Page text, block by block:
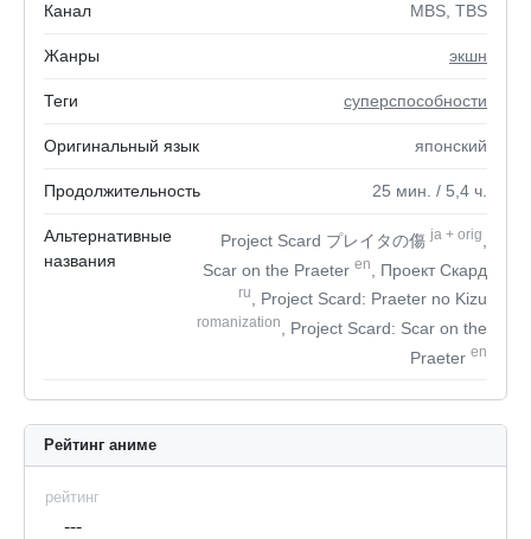
Канал MBS, TBS
Жанры экшн
Теги суперспособности
Оригинальный язык японский
Продолжительность 25 мин. / 5,4 ч.
Альтернативные
названия
Project Scard プレイタの傷ja + orig
Scar on the Praeter en , Проект Скард
ru , Project Scard: Praeter no Kizu
romanization
, Project Scard: Scar on the
Praeter en
Рейтинг аниме
рейтинг
---